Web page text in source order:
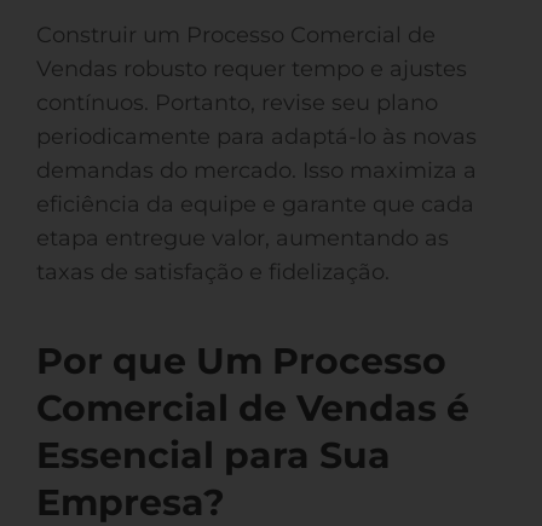
Construir um Processo Comercial de
Vendas robusto requer tempo e ajustes
contínuos. Portanto, revise seu plano
periodicamente para adaptá-lo às novas
demandas do mercado. Isso maximiza a
eficiência da equipe e garante que cada
etapa entregue valor, aumentando as
taxas de satisfação e fidelização.
Por que Um Processo
Comercial de Vendas é
Essencial para Sua
Empresa?